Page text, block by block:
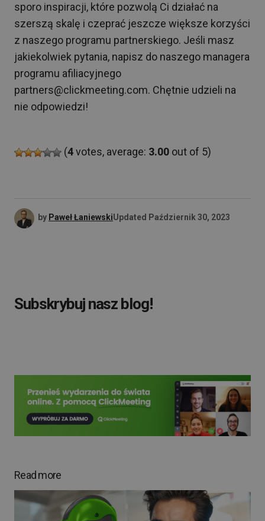
sporo inspiracji, które pozwolą Ci działać na
szerszą skalę i czeprać jeszcze większe korzyści
z naszego programu partnerskiego. Jeśli masz
jakiekolwiek pytania, napisz do naszego managera
programu afiliacyjnego
partners@clickmeeting.com. Chętnie udzieli na
nie odpowiedzi!
(4votes, average: 3.00 out of 5)
by Paweł ŁaniewskiUpdated Październik 30, 2023
Subskrybuj nasz blog!
Read more